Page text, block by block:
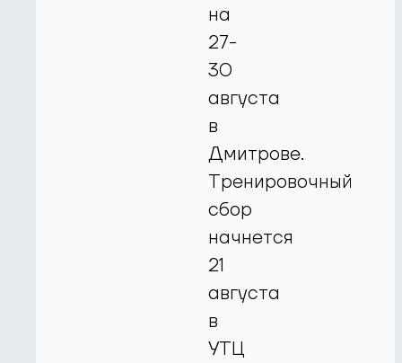
на
27-
30
августа
в
Дмитрове.
Тренировочный
сбор
начнется
21
августа
в
УТЦ